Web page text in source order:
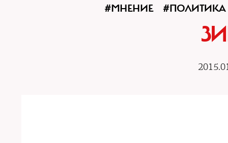
#МНЕНИЕ #ПОЛИТИКА